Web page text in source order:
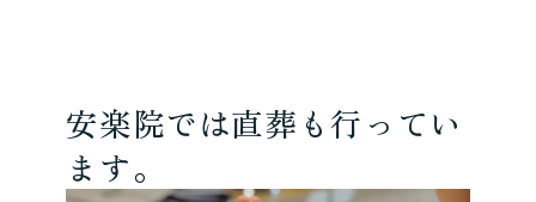
安楽院では直葬も行ってい
ます。